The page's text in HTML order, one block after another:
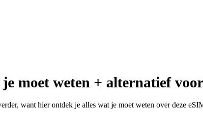
moet weten + alternatief
want hier ontdek je alles wat je moet weten over deze